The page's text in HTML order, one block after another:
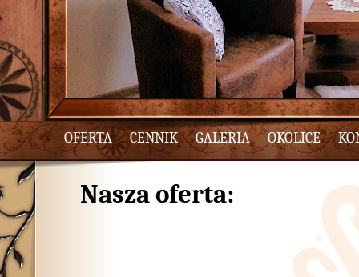
OFERTA CENNIK GALERIA OKOLICE
Nasza oferta: